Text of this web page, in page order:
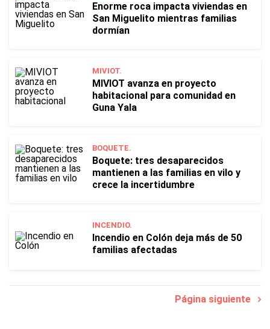
Enorme roca impacta viviendas en
San Miguelito mientras familias
dormían
MIVIOT.
MIVIOT avanza en proyecto
habitacional para comunidad en
Guna Yala
BOQUETE.
Boquete: tres desaparecidos
mantienen a las familias en vilo y
crece la incertidumbre
INCENDIO.
Incendio en Colón deja más de 50
familias afectadas
Página siguiente